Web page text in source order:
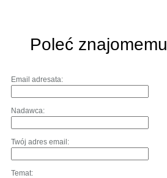
Poleć znajomemu
Email adresata:
Nadawca:
Twój adres email:
Temat: